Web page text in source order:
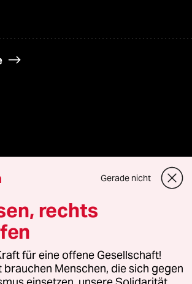
und Vertriebs GmbH
Bei rechtlichen Fragen oder für Genehmigungen
lizenzen@taz.de
Gerade nicht
rechts
für eine offene Gesellschaft!
brauchen Menschen, die sich gegen